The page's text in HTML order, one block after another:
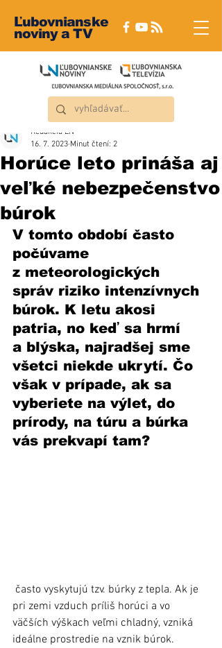
Ľubovnianske
noviny a TV
Horúce leto prináša aj
veľké nebezpečenstvo
búrok
Redakcia ĽN
16. 7. 2023 Minut čtení: 2
V tomto období často
počúvame
z meteorologických
správ riziko intenzívnych
búrok. K letu akosi
patria, no keď sa hrmí
a blýska, najradšej sme
všetci niekde ukrytí. Čo
však v prípade, ak sa
vyberiete na výlet, do
prírody, na túru a búrka
vás prekvapí tam?
pri zemi vzduch príliš horúci a vo
väčších výškach veľmi chladný, vzniká
ideálne prostredie na vznik búrok.